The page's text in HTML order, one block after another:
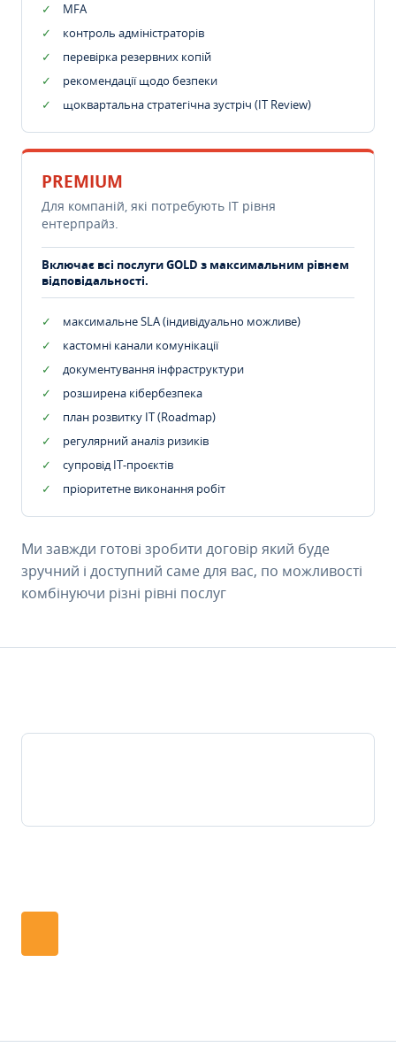
MFA
контроль адміністраторів
перевірка резервних копій
рекомендації щодо безпеки
щоквартальна стратегічна зустріч (IT Review)
PREMIUM
Для компаній, які потребують ІТ рівня
ентерпрайз.
Включає всі послуги GOLD з максимальним рівнем
відповідальності.
максимальне SLA (індивідуально можливе)
кастомні канали комунікації
документування інфраструктури
розширена кібербезпека
план розвитку IT (Roadmap)
регулярний аналіз ризиків
супровід ІТ-проєктів
пріоритетне виконання робіт
Ми завжди готові зробити договір який буде
зручний і доступний саме для вас, по можливості
комбінуючи різні рівні послуг